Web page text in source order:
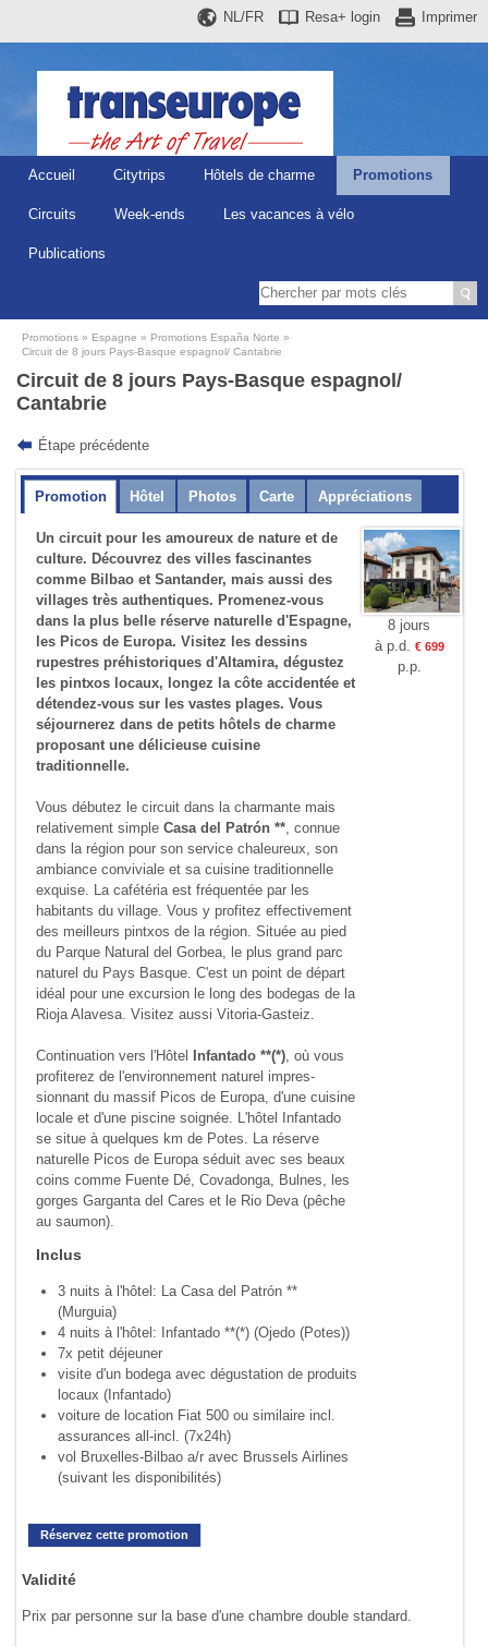
Imprimer
Resa+ login
NL/FR
Accueil Citytrips Hôtels de charme Promotions
Circuits Week-ends Les vacances à vélo
Publications
Promotions Espagne
Promotions España Norte
Circuit de 8 jours Pays-Basque espagnol/ Cantabrie
Circuit de 8 jours Pays-Basque espagnol/
Cantabrie
Étape précédente
Promotion Hôtel Photos Carte Appréciations
Un circuit pour les amoureux de nature et de
culture. Découvrez des villes fascinantes
comme Bilbao et Santander, mais aussi des
villages très authentiques. Promenez-vous
dans la plus belle réserve naturelle d'Espagne,
les Picos de Europa. Visitez les dessins
rupestres préhistoriques d'Altamira, dégustez
les pintxos locaux, longez la côte accidentée et
détendez-vous sur les vastes plages. Vous
séjournerez dans de petits hôtels de charme
proposant une délicieuse cuisine
traditionnelle.
Vous débutez le circuit dans la charmante mais
relativement simple Casa del Patrón **, connue
dans la région pour son service chaleureux, son
ambiance conviviale et sa cuisine traditionnelle
exquise. La cafétéria est fréquentée par les
habitants du village. Vous y profitez effectivement
des meilleurs pintxos de la région. Située au pied
du Parque Natural del Gorbea, le plus grand parc
naturel du Pays Basque. C'est un point de départ
idéal pour une excursion le long des bodegas de la
Rioja Alavesa. Visitez aussi Vitoria-Gasteiz.
Continuation vers l'Hôtel Infantado **(*), où vous
profi­terez de l'environnement naturel impres­
sionnant du massif Picos de Europa, d'une cuisine
locale et d'une piscine soignée. L'hôtel Infantado
se situe à quelques km de Potes. La réserve
naturelle Picos de Europa séduit avec ses beaux
coins comme Fuente Dé, Covadonga, Bulnes, les
gorges Garganta del Cares et le Rio Deva (pêche
au saumon).
Inclus
3 nuits à l'hôtel: La Casa del Patrón **
(Murguia)
4 nuits à l'hôtel: Infantado **(*) (Ojedo (Potes))
7x petit déjeuner
visite d'un bodega avec dégustation de produits
locaux (Infantado)
voiture de location Fiat 500 ou similaire incl.
assurances all-incl. (7x24h)
vol Bruxelles-Bilbao a/r avec Brussels Airlines
(suivant les disponibilités)
8 jours
à p.d.
€ 699
p.p.
Réservez cette promotion
Validité
Prix par personne sur la base d'une chambre double standard.